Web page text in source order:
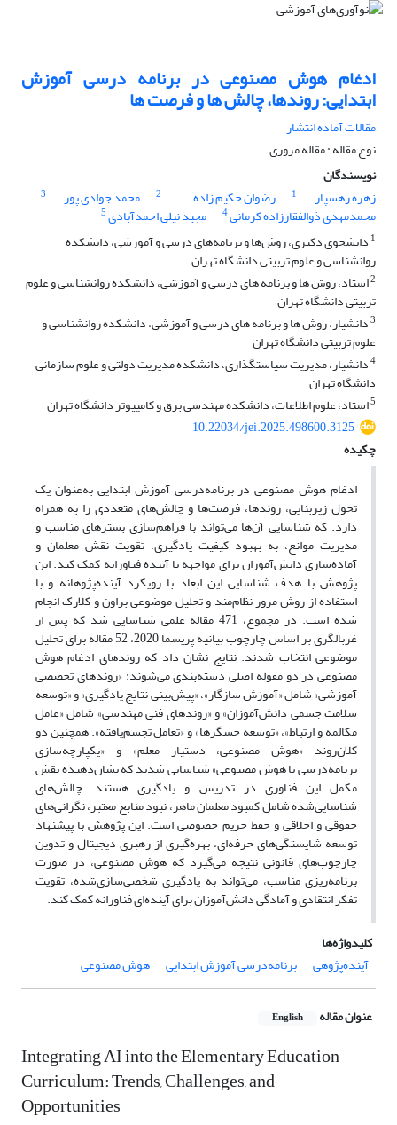
ادغام هوش مصنوعی در برنامه درسی آموزش
ابتدایی: روندها، چالش ها و فرصت ها
مقالات آماده انتشار
نوع مقاله : مقاله مروری
نویسندگان
زهره رهسپار
1 رضوان حکیم زاده 2 محمد جوادی پور 3
محمدمهدی ذوالفقارزاده کرمانی4 مجید نیلی احمدآبادی5
1 دانشجوی دکتری، روش‌ها و برنامه‌‌های درسی و آموزشی‌، دانشکده
روانشناسی و علوم تربیتی دانشگاه تهران
2استاد، روش ها و برنامه‌ های درسی و آموزشی‌، دانشکده روانشناسی و علوم
تربیتی دانشگاه تهران
3دانشیار، روش ها و برنامه‌ های درسی و آموزشی‌، دانشکده روانشناسی و
علوم تربیتی دانشگاه تهران
4دانشیار، مدیریت سیاستگذاری، دانشکده مدیریت دولتی و علوم سازمانی
دانشگاه تهران
5استاد، علوم اطلاعات، دانشکده مهندسی‌ برق‌ و کامپیوتر دانشگاه تهران
10.22034/jei.2025.498600.3125
چکیده
ادغام هوش مصنوعی در برنامه‌درسی آموزش ابتدایی به‌عنوان یک
تحول زیربنایی، روندها، فرصت‌ها و چالش‌های متعددی را به همراه
دارد. که شناسایی آنها می‌تواند با فراهم‌سازی بسترهای مناسب و
مدیریت موانع، به بهبود کیفیت یادگیری، تقویت نقش معلمان و
آماده‌سازی دانش‌آموزان برای مواجهه با آینده فناورانه کمک کند. این
پژوهش با هدف شناسایی این ابعاد با رویکرد آینده‌پژوهانه و با
استفاده از روش مرور نظام‌مند و تحلیل موضوعی براون و کلارک انجام
شده است. در مجموع، 471 مقاله علمی شناسایی شد که پس از
غربالگری بر اساس چارچوب بیانیه پریسما 2020، 52 مقاله برای تحلیل
موضوعی انتخاب شدند. نتایج نشان داد که روندهای ادغام هوش
مصنوعی در دو مقوله اصلی دسته‌بندی می‌شوند: «روندهای تخصصی
آموزشی» شامل «آموزش سازگار»، «پیش‌بینی نتایج یادگیری» و «توسعه
سلامت جسمی دانش‌آموزان» و «روندهای فنی مهندسی» شامل «عامل
مکالمه و ارتباط»، «توسعه حسگرها» و «تعامل تجسم‌یافته». همچنین دو
کلان‌روند «هوش مصنوعی، دستیار معلم» و «یکپارچه‌سازی
برنامه‌درسی با هوش مصنوعی» شناسایی شدند که نشان‌دهنده نقش
مکمل این فناوری در تدریس و یادگیری هستند. چالش‌های
شناسایی‌شده شامل کمبود معلمان ماهر، نبود منابع معتبر، نگرانی‌های
حقوقی و اخلاقی و حفظ حریم خصوصی است. این پژوهش با پیشنهاد
توسعه شایستگی‌های حرفه‌ای، بهره‌گیری از رهبری دیجیتال و تدوین
چارچوب‌های قانونی نتیجه می‌گیرد که هوش مصنوعی، در صورت
برنامه‌ریزی مناسب، می‌تواند به یادگیری شخصی‌سازی‌شده، تقویت
تفکر انتقادی و آمادگی دانش‌آموزان برای آینده‌ای فناورانه کمک کند.
کلیدواژه‌ها
آینده‌پژوهی
برنامه‌درسی آموزش ابتدایی هوش مصنوعی
عنوان مقاله English
Integrating AI into the Elementary Education
Curriculum: Trends, Challenges, and
Opportunities